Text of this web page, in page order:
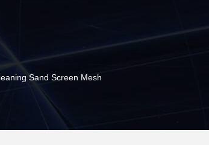
Sand Screen Mesh